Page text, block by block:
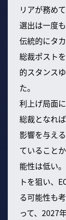
リアが務め
選出は一度
伝統的にタ
総裁ポスト
的スタンス
た。
利上げ局面
総裁となれ
影響を与え
ていること
能性は低い
トを狙い、
る可能性も
って、2027